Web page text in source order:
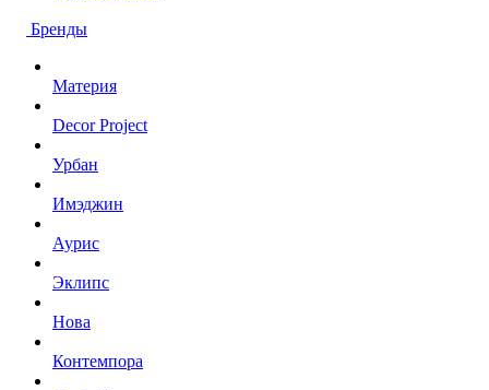
Бренды
Материя
Decor Project
Урбан
Имэджин
Аурис
Эклипс
Нова
Контемпора